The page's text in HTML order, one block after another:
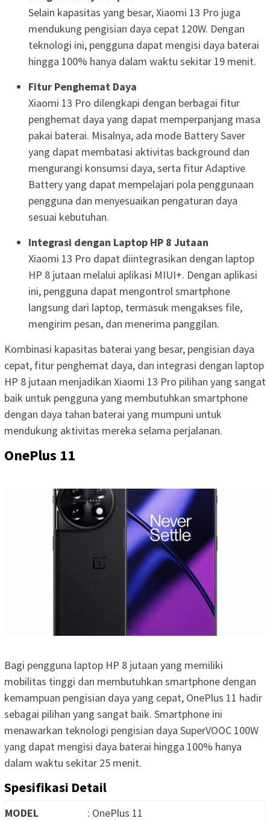
Selain kapasitas yang besar, Xiaomi 13 Pro juga
mendukung pengisian daya cepat 120W. Dengan
teknologi ini, pengguna dapat mengisi daya baterai
hingga 100% hanya dalam waktu sekitar 19 menit.
Fitur Penghemat Daya
Xiaomi 13 Pro dilengkapi dengan berbagai fitur
penghemat daya yang dapat memperpanjang masa
pakai baterai. Misalnya, ada mode Battery Saver
yang dapat membatasi aktivitas background dan
mengurangi konsumsi daya, serta fitur Adaptive
Battery yang dapat mempelajari pola penggunaan
pengguna dan menyesuaikan pengaturan daya
sesuai kebutuhan.
Integrasi dengan Laptop HP 8 Jutaan
Xiaomi 13 Pro dapat diintegrasikan dengan laptop
HP 8 jutaan melalui aplikasi MIUI+. Dengan aplikasi
ini, pengguna dapat mengontrol smartphone
langsung dari laptop, termasuk mengakses file,
mengirim pesan, dan menerima panggilan.
Kombinasi kapasitas baterai yang besar, pengisian daya
cepat, fitur penghemat daya, dan integrasi dengan laptop
HP 8 jutaan menjadikan Xiaomi 13 Pro pilihan yang sangat
baik untuk pengguna yang membutuhkan smartphone
dengan daya tahan baterai yang mumpuni untuk
mendukung aktivitas mereka selama perjalanan.
OnePlus 11
Bagi pengguna laptop HP 8 jutaan yang memiliki
mobilitas tinggi dan membutuhkan smartphone dengan
kemampuan pengisian daya yang cepat, OnePlus 11 hadir
sebagai pilihan yang sangat baik. Smartphone ini
menawarkan teknologi pengisian daya SuperVOOC 100W
yang dapat mengisi daya baterai hingga 100% hanya
dalam waktu sekitar 25 menit.
Spesifikasi Detail
MODEL
: OnePlus 11